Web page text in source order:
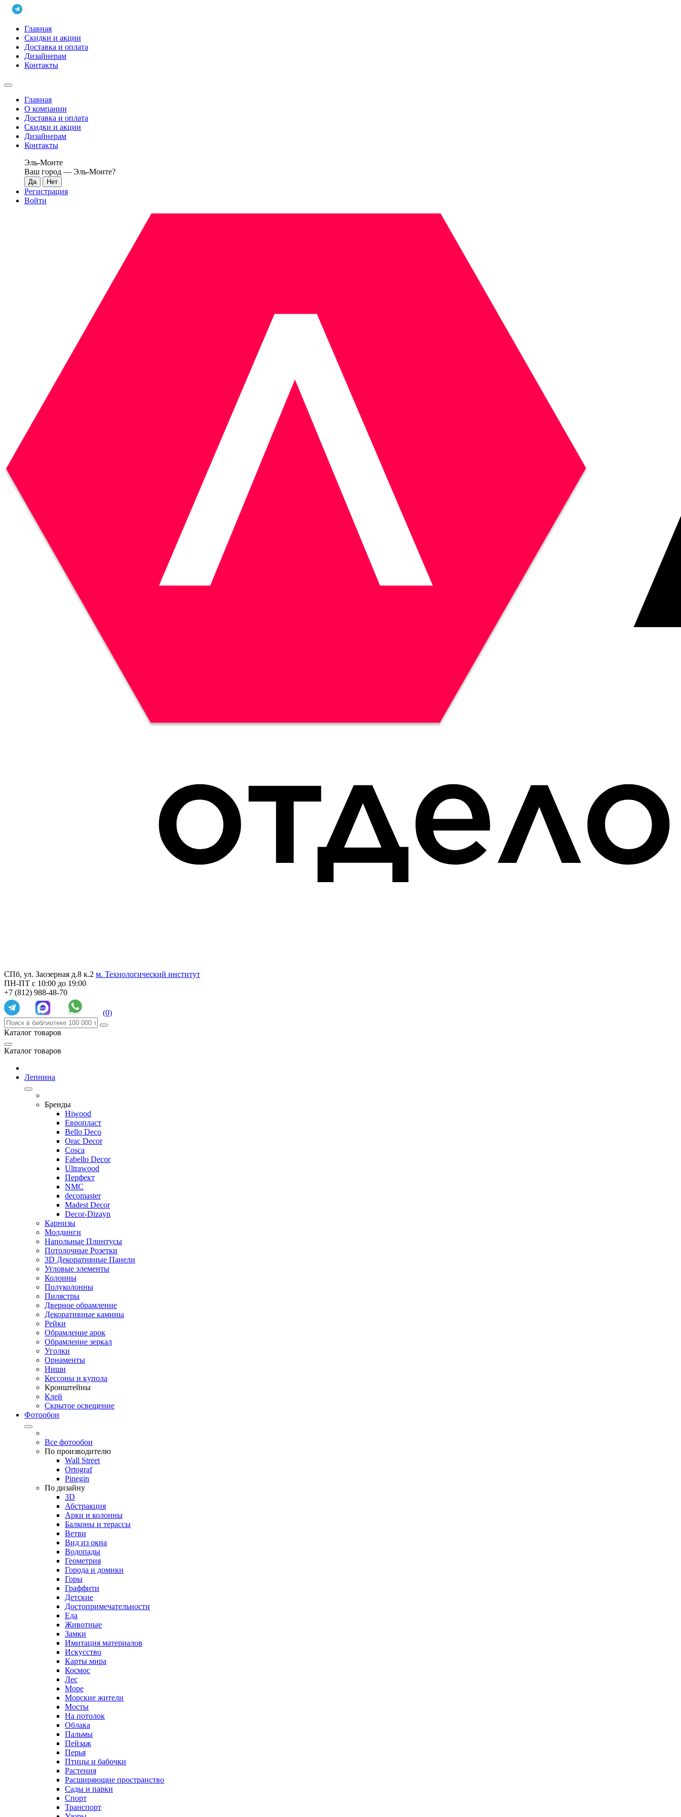
Главная
Скидки и акции
Доставка и оплата
Дизайнерам
Контакты
Главная
О компании
Доставка и оплата
Скидки и акции
Дизайнерам
Контакты
Эль-Монте
Ваш город — Эль-Монте?
Регистрация
Войти
СПб, ул. Заозерная д.8 к.2 м. Технологический институт
ПН-ПТ с 10:00 до 19:00
+7 (812) 988-48-70
(0)
Каталог товаров
Каталог товаров
Лепнина
Бренды
Hiwood
Европласт
Bello Deco
Orac Decor
Cosca
Fabello Decor
Ultrawood
Перфект
NMC
decomaster
Madest Decor
Decor-Dizayn
Карнизы
Молдинги
Напольные Плинтусы
Потолочные Розетки
3D Декоративные Панели
Угловые элементы
Колонны
Полуколонны
Пилястры
Дверное обрамление
Декоративные камины
Рейки
Обрамление арок
Обрамление зеркал
Уголки
Орнаменты
Ниши
Кессоны и купола
Кронштейны
Клей
Скрытое освещение
Фотообои
Все фотообои
По производителю
Wall Street
Ortograf
Pinegin
По дизайну
3D
Абстракция
Арки и колонны
Балконы и терассы
Ветви
Вид из окна
Водопады
Геометрия
Города и домики
Горы
Граффити
Детские
Достопримечательности
Еда
Животные
Замки
Имитация материалов
Искусство
Карты мира
Космос
Лес
Море
Морские жители
Мосты
На потолок
Облака
Пальмы
Пейзаж
Перья
Птицы и бабочки
Растения
Расширяющие пространство
Сады и парки
Спорт
Транспорт